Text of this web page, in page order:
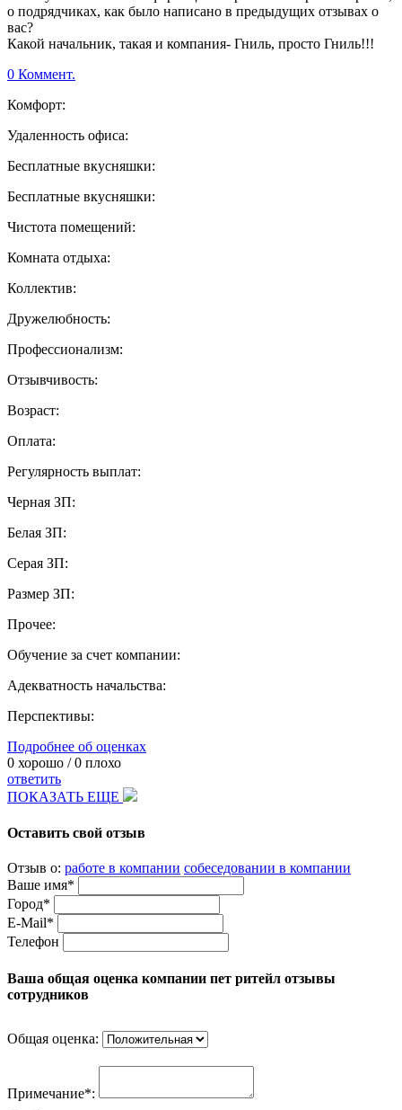
о подрядчиках, как было написано в предыдущих отзывах о
вас?
Какой начальник, такая и компания- Гниль, просто Гниль!!!
0 Коммент.
Комфорт:
Удаленность офиса:
Бесплатные вкусняшки:
Бесплатные вкусняшки:
Чистота помещений:
Комната отдыха:
Коллектив:
Дружелюбность:
Профессионализм:
Отзывчивость:
Возраст:
Оплата:
Регулярность выплат:
Черная ЗП:
Белая ЗП:
Серая ЗП:
Размер ЗП:
Прочее:
Обучение за счет компании:
Адекватность начальства:
Перспективы:
Подробнее об оценках
0 хорошо /0 плохо
ответить
ПОКАЗАТЬ ЕЩЕ
Оставить свой отзыв
Отзыв о: работе в компании собеседовании в компании
Ваше имя*
Город*
E-Mail*
Телефон
Ваша общая оценка компании пет ритейл отзывы
сотрудников
Общая оценка:
Примечание*: